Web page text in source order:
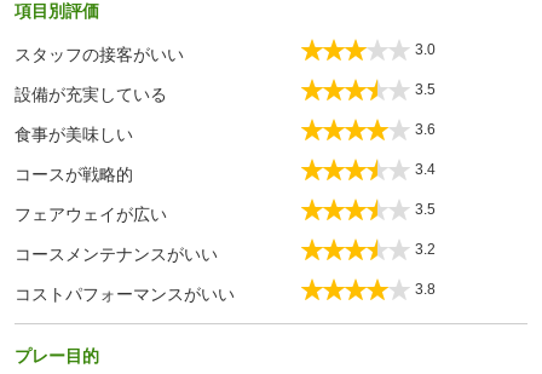
項目別評価
スタッフの接客がいい 3.0
設備が充実している 3.5
食事が美味しい 3.6
コースが戦略的 3.4
フェアウェイが広い 3.5
コースメンテナンスがいい 3.2
コストパフォーマンスがいい 3.8
プレー目的